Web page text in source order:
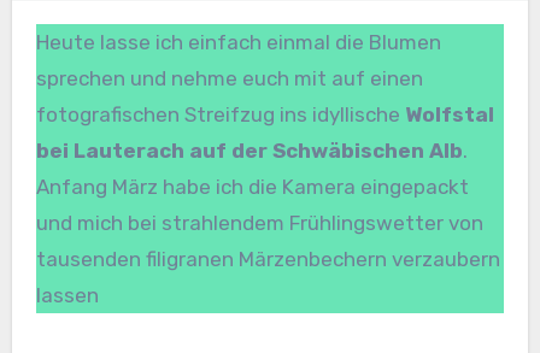
Heute lasse ich einfach einmal die Blumen
sprechen und nehme euch mit auf einen
fotografischen Streifzug ins idyllische Wolfstal
bei Lauterach auf der Schwäbischen Alb.
Anfang März habe ich die Kamera eingepackt
und mich bei strahlendem Frühlingswetter von
tausenden filigranen Märzenbechern verzaubern
lassen